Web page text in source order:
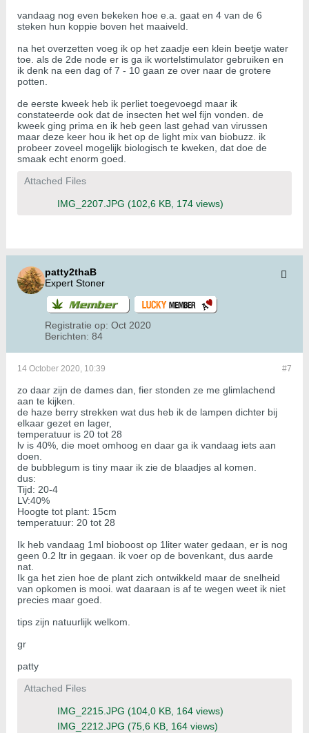
vandaag nog even bekeken hoe e.a. gaat en 4 van de 6
steken hun koppie boven het maaiveld.
na het overzetten voeg ik op het zaadje een klein beetje water
toe. als de 2de node er is ga ik wortelstimulator gebruiken en
ik denk na een dag of 7 - 10 gaan ze over naar de grotere
potten.
de eerste kweek heb ik perliet toegevoegd maar ik
constateerde ook dat de insecten het wel fijn vonden. de
kweek ging prima en ik heb geen last gehad van virussen
maar deze keer hou ik het op de light mix van biobuzz. ik
probeer zoveel mogelijk biologisch te kweken, dat doe de
smaak echt enorm goed.
Attached Files
IMG_2207.JPG (102,6 KB, 174 views)
patty2thaB
Expert Stoner
Registratie op: Oct 2020
Berichten: 84
#7
14 October 2020, 10:39
zo daar zijn de dames dan, fier stonden ze me glimlachend
aan te kijken.
de haze berry strekken wat dus heb ik de lampen dichter bij
elkaar gezet en lager,
temperatuur is 20 tot 28
lv is 40%, die moet omhoog en daar ga ik vandaag iets aan
doen.
de bubblegum is tiny maar ik zie de blaadjes al komen.
dus:
Tijd: 20-4
LV:40%
Hoogte tot plant: 15cm
temperatuur: 20 tot 28
Ik heb vandaag 1ml bioboost op 1liter water gedaan, er is nog
geen 0.2 ltr in gegaan. ik voer op de bovenkant, dus aarde
nat.
Ik ga het zien hoe de plant zich ontwikkeld maar de snelheid
van opkomen is mooi. wat daaraan is af te wegen weet ik niet
precies maar goed.
tips zijn natuurlijk welkom.
gr
patty
Attached Files
IMG_2215.JPG (104,0 KB, 164 views)
IMG_2212.JPG (75,6 KB, 164 views)